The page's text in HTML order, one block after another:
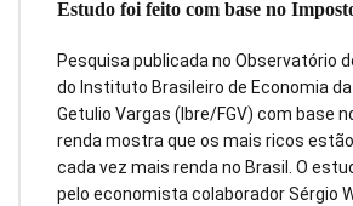
Estudo foi feito com base no
Pesquisa publicada no Observatório
do Instituto Brasileiro de Economia
Getulio Vargas (Ibre/FGV) com base
renda mostra que os mais ricos
cada vez mais renda no Brasil. O
pelo economista colaborador Sérgio